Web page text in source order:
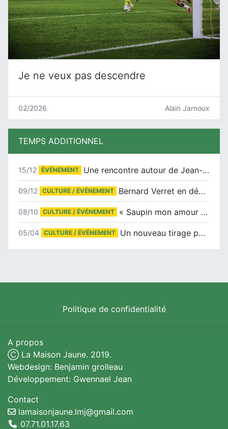
Je ne veux pas descendre
02/2026 Alain Jarnoux
TEMPS ADDITIONNEL
15/12 ÉVÉNEMENT Une rencontre autour de Jean-Claude Suaudeau
09/12 CULTURE / ÉVÉNEMENT Bernard Verret en dédicaces le samedi 13 décembre à l’Espace Culturel Atlantis
08/10 CULTURE / ÉVÉNEMENT « Saupin mon amour » au salon du livre de Trentemoult
05/04 CULTURE / ÉVÉNEMENT Un nouveau tirage pour le Docu-BD
Politique de confidentialité
A propos
Ⓒ La Maison Jaune. 2019.
Webdesign: Benjamin grolleau
Développement: Gwennael Jean
Contact
lamaisonjaune.lmj@gmail.com
07.71.01.17.63